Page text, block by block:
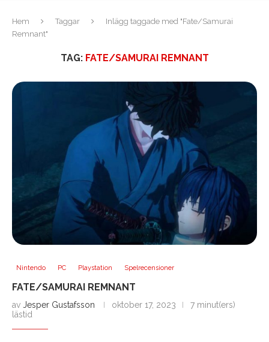
Hem Taggar
Inlägg taggade med "Fate/Samurai
Remnant"
TAG: FATE/SAMURAI REMNANT
Nintendo PC Playstation Spelrecensioner
FATE/SAMURAI REMNANT
av Jesper Gustafsson oktober 17, 2023
7 minut(ers)
lästid